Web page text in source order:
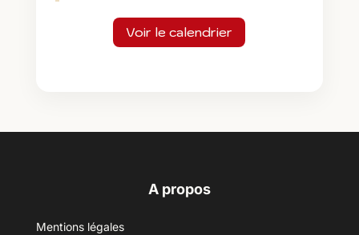
Voir le calendrier
A propos
Mentions légales